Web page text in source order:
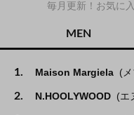
毎月更新！お気に
MEN
1. Maison Margiela (
2. N.HOOLYWOOD (エ